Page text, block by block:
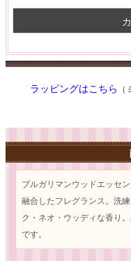
ラッピングはこちら
ブルガリマンウッドエッセ
融合したフレグランス。洗
ク・ネオ・ウッディな香り
です。